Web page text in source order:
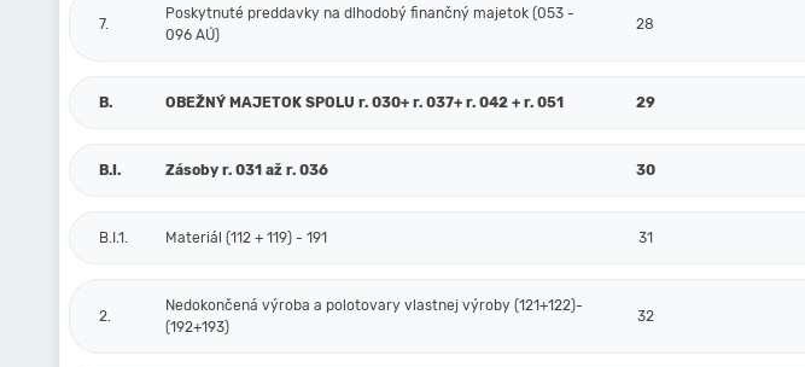
7.
Poskytnuté preddavky na dlhodobý finančný majetok (053 -
096 AÚ)
28
B. OBEŽNÝ MAJETOK SPOLU r. 030+ r. 037+ r. 042 + r. 051 29
B.I. Zásoby r. 031 až r. 036 30
B.I.1. Materiál (112 + 119) - 191 31
2.
Nedokončená výroba a polotovary vlastnej výroby (121+122)-
(192+193)
32